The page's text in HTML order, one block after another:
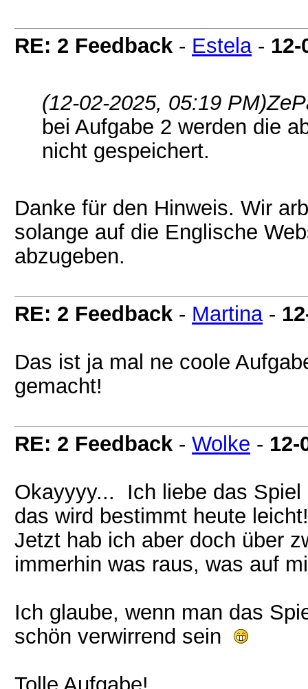
RE: 2 Feedback - Estela - 12-
(12-02-2025, 05:19 PM)
bei Aufgabe 2 werden die
nicht gespeichert.
Danke für den Hinweis. Wir
solange auf die Englische
abzugeben.
RE: 2 Feedback - Martina -
Das ist ja mal ne coole
gemacht!
RE: 2 Feedback - Wolke - 12-
Okayyyy... Ich liebe das
das wird bestimmt heute
Jetzt hab ich aber doch über
immerhin was raus, was auf
Ich glaube, wenn man das
schön verwirrend sein
Tolle Aufgabe!